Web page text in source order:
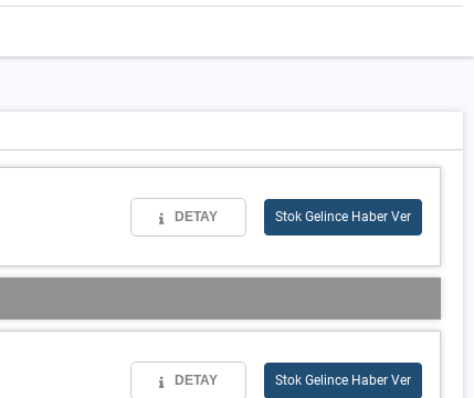
DETAY Stok Gelince Haber Ver
DETAY Stok Gelince Haber Ver